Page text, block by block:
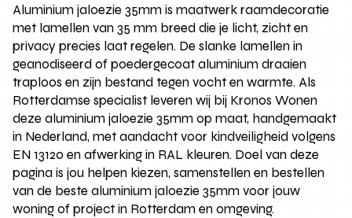
Aluminium jaloezie 35mm is maatwerk raamdecoratie
met lamellen van 35 mm breed die je licht, zicht en
privacy precies laat regelen. De slanke lamellen in
geanodiseerd of poedergecoat aluminium draaien
traploos en zijn bestand tegen vocht en warmte. Als
Rotterdamse specialist leveren wij bij Kronos Wonen
deze aluminium jaloezie 35mm op maat, handgemaakt
in Nederland, met aandacht voor kindveiligheid volgens
EN 13120 en afwerking in RAL kleuren. Doel van deze
pagina is jou helpen kiezen, samenstellen en bestellen
van de beste aluminium jaloezie 35mm voor jouw
woning of project in Rotterdam en omgeving.